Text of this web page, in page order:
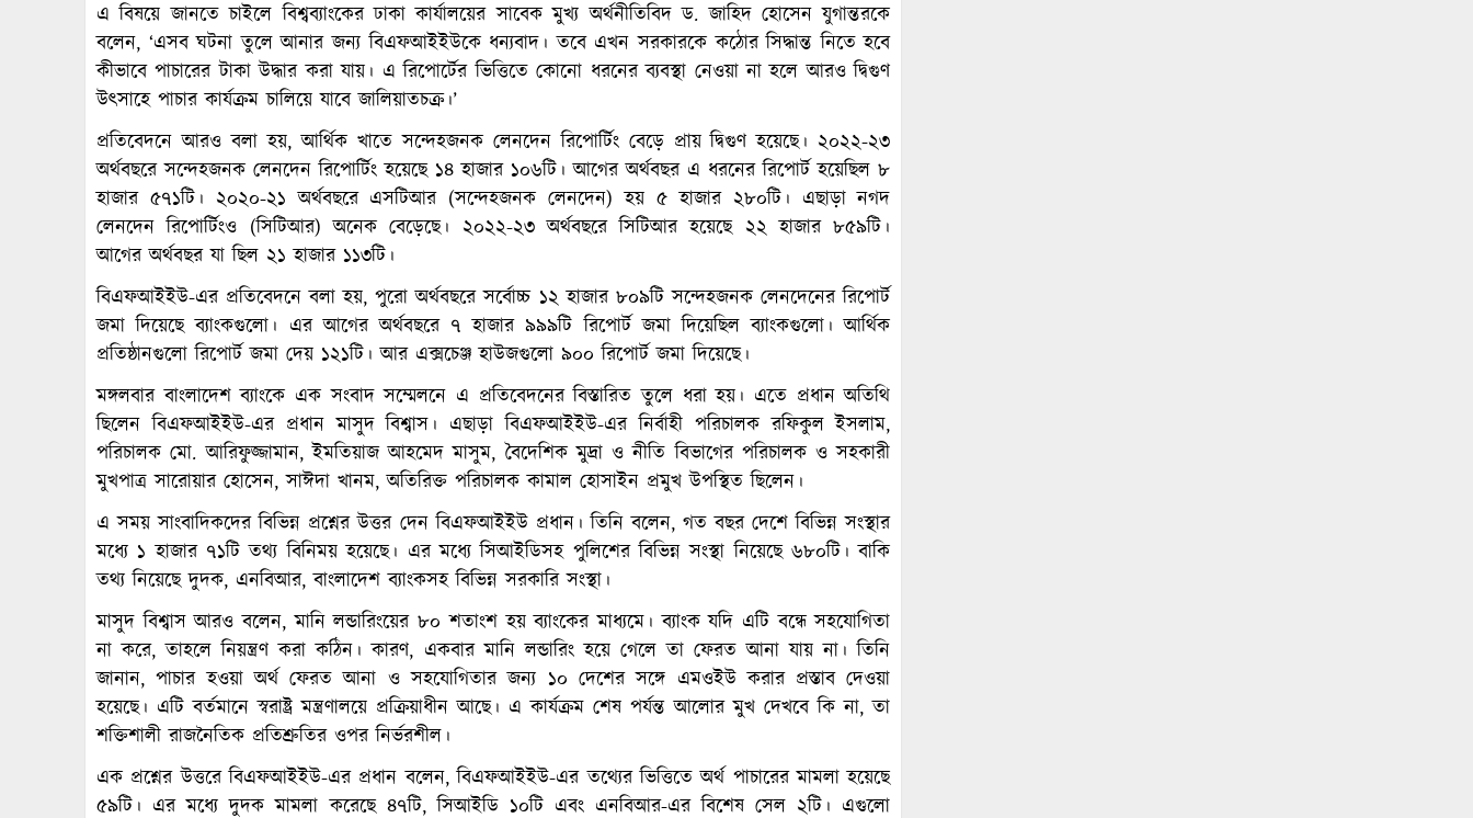
এ বিষয়ে জানতে চাইলে বিশ্বব্যাংকের ঢাকা কার্যালয়ের সাবেক মুখ্য অর্থনীতিবিদ ড. জাহিদ হোসেন যুগান্তরকে
বলেন, ‘এসব ঘটনা তুলে আনার জন্য বিএফআইইউকে ধন্যবাদ। তবে এখন সরকারকে কঠোর সিদ্ধান্ত নিতে হবে
কীভাবে পাচারের টাকা উদ্ধার করা যায়। এ রিপোর্টের ভিত্তিতে কোনো ধরনের ব্যবস্থা নেওয়া না হলে আরও দ্বিগুণ
উৎসাহে পাচার কার্যক্রম চালিয়ে যাবে জালিয়াতচক্র।’
প্রতিবেদনে আরও বলা হয়, আর্থিক খাতে সন্দেহজনক লেনদেন রিপোর্টিং বেড়ে প্রায় দ্বিগুণ হয়েছে। ২০২২-২৩
অর্থবছরে সন্দেহজনক লেনদেন রিপোর্টিং হয়েছে ১৪ হাজার ১০৬টি। আগের অর্থবছর এ ধরনের রিপোর্ট হয়েছিল ৮
হাজার ৫৭১টি। ২০২০-২১ অর্থবছরে এসটিআর (সন্দেহজনক লেনদেন) হয় ৫ হাজার ২৮০টি। এছাড়া নগদ
লেনদেন রিপোর্টিংও (সিটিআর) অনেক বেড়েছে। ২০২২-২৩ অর্থবছরে সিটিআর হয়েছে ২২ হাজার ৮৫৯টি।
আগের অর্থবছর যা ছিল ২১ হাজার ১১৩টি।
বিএফআইইউ-এর প্রতিবেদনে বলা হয়, পুরো অর্থবছরে সর্বোচ্চ ১২ হাজার ৮০৯টি সন্দেহজনক লেনদেনের রিপোর্ট
জমা দিয়েছে ব্যাংকগুলো। এর আগের অর্থবছরে ৭ হাজার ৯৯৯টি রিপোর্ট জমা দিয়েছিল ব্যাংকগুলো। আর্থিক
প্রতিষ্ঠানগুলো রিপোর্ট জমা দেয় ১২১টি। আর এক্সচেঞ্জ হাউজগুলো ৯০০ রিপোর্ট জমা দিয়েছে।
মঙ্গলবার বাংলাদেশ ব্যাংকে এক সংবাদ সম্মেলনে এ প্রতিবেদনের বিস্তারিত তুলে ধরা হয়। এতে প্রধান অতিথি
ছিলেন বিএফআইইউ-এর প্রধান মাসুদ বিশ্বাস। এছাড়া বিএফআইইউ-এর নির্বাহী পরিচালক রফিকুল ইসলাম,
পরিচালক মো. আরিফুজ্জামান, ইমতিয়াজ আহমেদ মাসুম, বৈদেশিক মুদ্রা ও নীতি বিভাগের পরিচালক ও সহকারী
মুখপাত্র সারোয়ার হোসেন, সাঈদা খানম, অতিরিক্ত পরিচালক কামাল হোসাইন প্রমুখ উপস্থিত ছিলেন।
এ সময় সাংবাদিকদের বিভিন্ন প্রশ্নের উত্তর দেন বিএফআইইউ প্রধান। তিনি বলেন, গত বছর দেশে বিভিন্ন সংস্থার
মধ্যে ১ হাজার ৭১টি তথ্য বিনিময় হয়েছে। এর মধ্যে সিআইডিসহ পুলিশের বিভিন্ন সংস্থা নিয়েছে ৬৮০টি। বাকি
তথ্য নিয়েছে দুদক, এনবিআর, বাংলাদেশ ব্যাংকসহ বিভিন্ন সরকারি সংস্থা।
মাসুদ বিশ্বাস আরও বলেন, মানি লন্ডারিংয়ের ৮০ শতাংশ হয় ব্যাংকের মাধ্যমে। ব্যাংক যদি এটি বন্ধে সহযোগিতা
না করে, তাহলে নিয়ন্ত্রণ করা কঠিন। কারণ, একবার মানি লন্ডারিং হয়ে গেলে তা ফেরত আনা যায় না। তিনি
জানান, পাচার হওয়া অর্থ ফেরত আনা ও সহযোগিতার জন্য ১০ দেশের সঙ্গে এমওইউ করার প্রস্তাব দেওয়া
হয়েছে। এটি বর্তমানে স্বরাষ্ট্র মন্ত্রণালয়ে প্রক্রিয়াধীন আছে। এ কার্যক্রম শেষ পর্যন্ত আলোর মুখ দেখবে কি না, তা
শক্তিশালী রাজনৈতিক প্রতিশ্রুতির ওপর নির্ভরশীল।
এক প্রশ্নের উত্তরে বিএফআইইউ-এর প্রধান বলেন, বিএফআইইউ-এর তথ্যের ভিত্তিতে অর্থ পাচারের মামলা হয়েছে
৫৯টি। এর মধ্যে দুদক মামলা করেছে ৪৭টি, সিআইডি ১০টি এবং এনবিআর-এর বিশেষ সেল ২টি। এগুলো